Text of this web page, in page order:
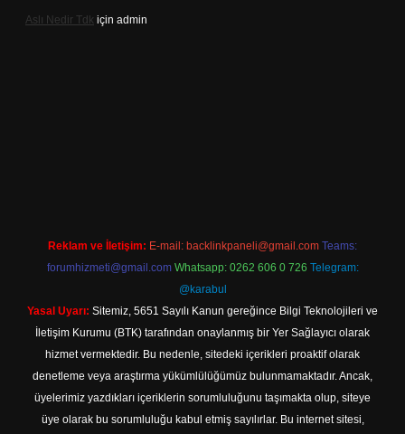
Aslı Nedir Tdk için admin
Reklam ve İletişim: E-mail: backlinkpaneli@gmail.com Teams:
forumhizmeti@gmail.com Whatsapp: 0262 606 0 726 Telegram:
@karabul
Yasal Uyarı: Sitemiz, 5651 Sayılı Kanun gereğince Bilgi Teknolojileri ve
İletişim Kurumu (BTK) tarafından onaylanmış bir Yer Sağlayıcı olarak
hizmet vermektedir. Bu nedenle, sitedeki içerikleri proaktif olarak
denetleme veya araştırma yükümlülüğümüz bulunmamaktadır. Ancak,
üyelerimiz yazdıkları içeriklerin sorumluluğunu taşımakta olup, siteye
üye olarak bu sorumluluğu kabul etmiş sayılırlar. Bu internet sitesi,